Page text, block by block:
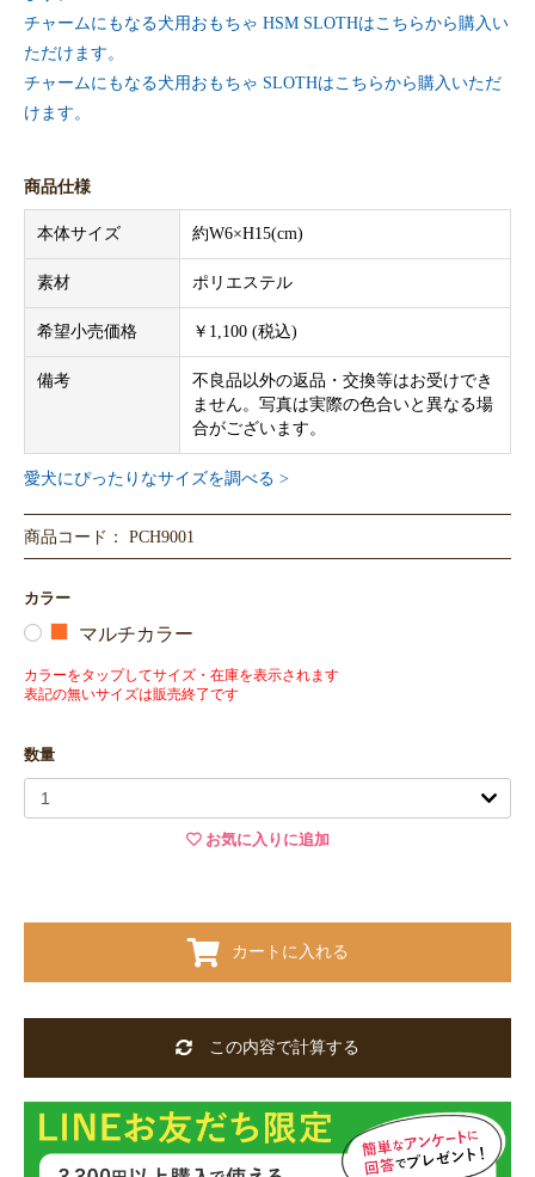
チャームにもなる犬用おもちゃ HSM SLOTHはこちらから購入い
ただけます。
チャームにもなる犬用おもちゃ SLOTHはこちらから購入いただ
けます。
商品仕様
本体サイズ 約W6×H15(cm)
素材 ポリエステル
希望小売価格 ￥1,100 (税込)
備考
不良品以外の返品・交換等はお受けでき
ません。写真は実際の色合いと異なる場
合がございます。
愛犬にぴったりなサイズを調べる >
商品コード： PCH9001
カラー
マルチカラー
カラーをタップしてサイズ・在庫を表示されます
表記の無いサイズは販売終了です
数量
お気に入りに追加
カートに入れる
この内容で計算する